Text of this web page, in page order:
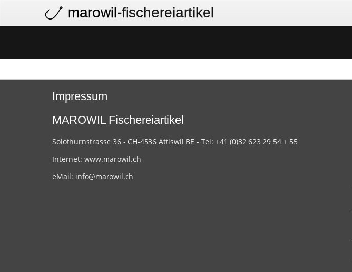
marowil-fischereiartikel
Impressum
MAROWIL Fischereiartikel
Solothurnstrasse 36 - CH-4536 Attiswil BE - Tel: +41 (0)32 623 29 54 + 55
Internet: www.marowil.ch
eMail: info@marowil.ch